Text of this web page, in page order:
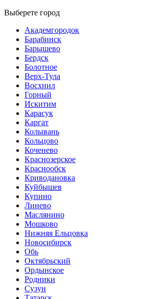
Выберете город
Академгородок
Барабинск
Барышево
Бердск
Болотное
Верх-Тула
Восхнил
Горный
Искитим
Карасук
Каргат
Колывань
Кольцово
Коченево
Краснозерское
Краснообск
Криводановка
Куйбышев
Купино
Линево
Маслянино
Мошково
Нижняя Ельцовка
Новосибирск
Обь
Октябрьский
Ордынское
Родники
Сузун